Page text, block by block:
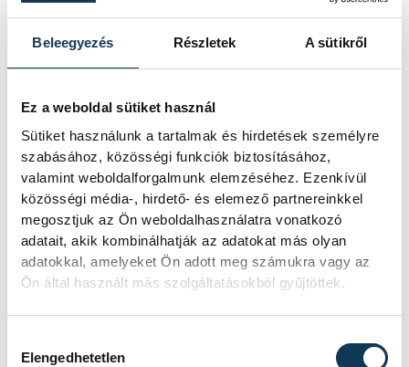
Beleegyezés Részletek A sütikről
Ez a weboldal sütiket használ
Sütiket használunk a tartalmak és hirdetések személyre
szabásához, közösségi funkciók biztosításához,
valamint weboldalforgalmunk elemzéséhez. Ezenkívül
közösségi média-, hirdető- és elemező partnereinkkel
megosztjuk az Ön weboldalhasználatra vonatkozó
adatait, akik kombinálhatják az adatokat más olyan
adatokkal, amelyeket Ön adott meg számukra vagy az
Ön által használt más szolgáltatásokból gyűjtöttek.
Elengedhetetlen
(Ady Endre: Kis, karácsonyi ének)